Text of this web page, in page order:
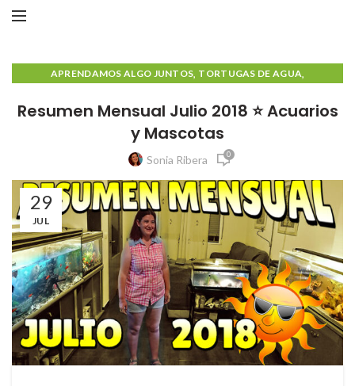
APRENDAMOS ALGO JUNTOS, TORTUGAS DE AGUA,
Resumen Mensual Julio 2018 ⭐ Acuarios
y Mascotas
Sonia Ribera 0
29
JUL